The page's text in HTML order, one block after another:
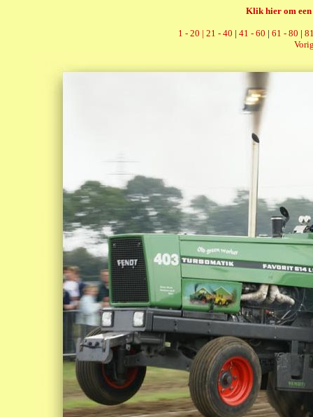
Klik hier om een
1 - 20 | 21 - 40 | 41 - 60 | 61 - 80 |